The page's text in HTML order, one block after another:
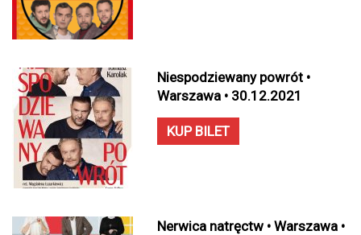
Niespodziewany powrót •
Warszawa • 30.12.2021
KUP BILET
Nerwica natręctw • Warszawa •